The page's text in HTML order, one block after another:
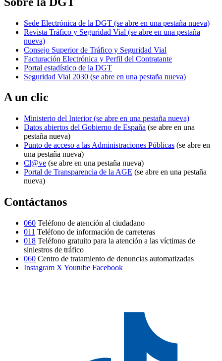
Sede Electrónica de la DGT (se abre en una pestaña nueva)
Revista Tráfico y Seguridad Vial (se abre en una pestaña
nueva)
Consejo Superior de Tráfico y Seguridad Vial
Facturación Electrónica y Perfil del Contratante
Portal estadístico de la DGT
Seguridad Vial 2030 (se abre en una pestaña nueva)
A un clic
Ministerio del Interior(se abre en una pestaña nueva)
Datos abiertos del Gobierno de España (se abre en una
pestaña nueva)
Punto de acceso a las Administraciones Públicas (se abre en
una pestaña nueva)
Cl@ve (se abre en una pestaña nueva)
Portal de Transparencia de la AGE (se abre en una pestaña
nueva)
Contáctanos
060 Teléfono de atención al ciudadano
011 Teléfono de información de carreteras
018 Teléfono gratuito para la atención a las víctimas de
siniestros de tráfico
060 Centro de tratamiento de denuncias automatizadas
Instagram X Youtube Facebook